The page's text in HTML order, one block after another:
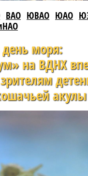
ВАО ЮВАО ЮАО
моря:
на ВДНХ
акулы